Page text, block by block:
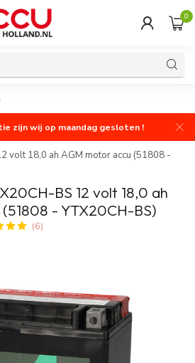
0
zijn wij op maandag gesloten !
volt 18,0 ah AGM motor accu (51808 -
BS 12 volt 18,0 ah
- YTX20CH-BS)
(6)